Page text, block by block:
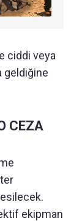
ciddi veya
geldiğine
CEZA
ekipman